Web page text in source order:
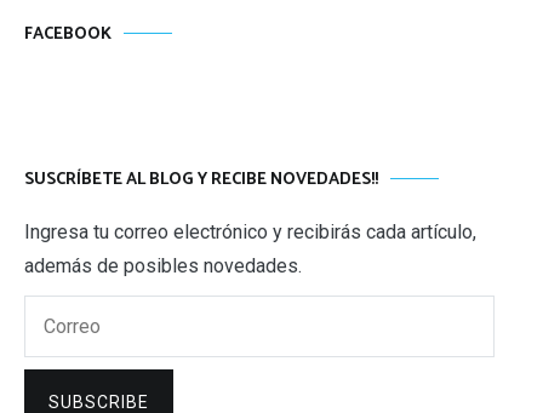
FACEBOOK
SUSCRÍBETE AL BLOG Y RECIBE NOVEDADES!!
Ingresa tu correo electrónico y recibirás cada artículo,
además de posibles novedades.
SUBSCRIBE